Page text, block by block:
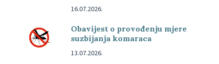
16.07.2026.
Obavijest o provođenju mjere
suzbijanja komaraca
13.07.2026.